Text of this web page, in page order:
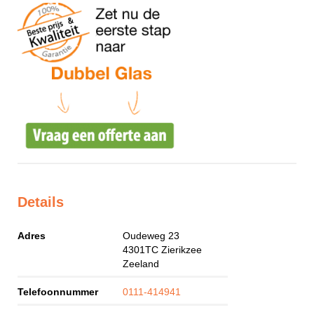
Details
Adres
Oudeweg 23
4301TC Zierikzee
Zeeland
Telefoonnummer 0111-414941